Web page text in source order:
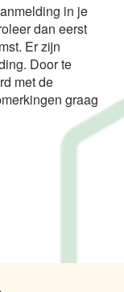
in je
dan eerst
Er zijn
Door te
met de
graag